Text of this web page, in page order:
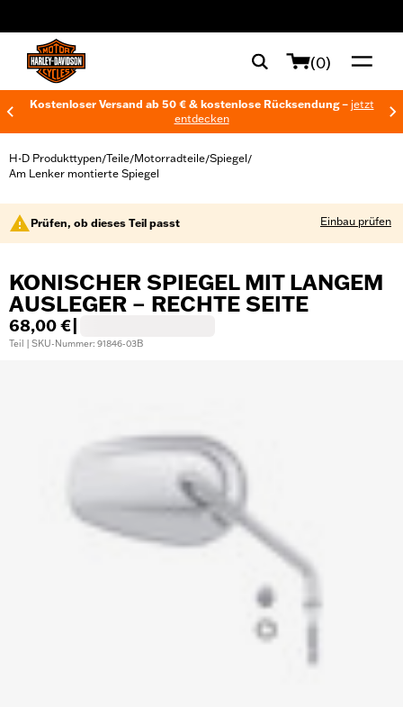
(0)
Kostenloser Versand ab 50 € & kostenlose Rücksendung – jetzt
entdecken
H-D Produkttypen/Teile/Motorradteile/Spiegel/
Am Lenker montierte Spiegel
Prüfen, ob dieses Teil passt Einbau prüfen
KONISCHER SPIEGEL MIT LANGEM
AUSLEGER – RECHTE SEITE
68,00 €
Teil | SKU-Nummer: 91846-03B